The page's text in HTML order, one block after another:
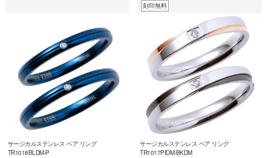
サージカルステンレス ペア リング
TR1018BLDM-P
刻印無料
サージカルステンレス ペア リング
TR1017PIDM-BKDM